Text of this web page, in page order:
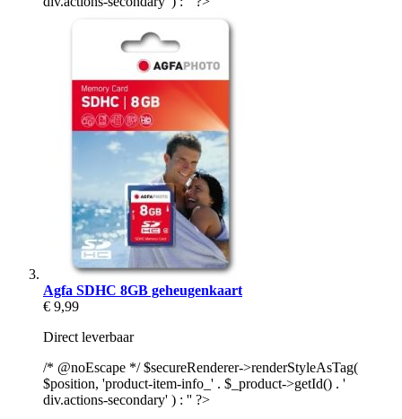
Agfa SDHC 8GB geheugenkaart
€ 9,99
Direct leverbaar
/* @noEscape */ $secureRenderer->renderStyleAsTag(
$position, 'product-item-info_' . $_product->getId() . '
div.actions-secondary' ) : '' ?>